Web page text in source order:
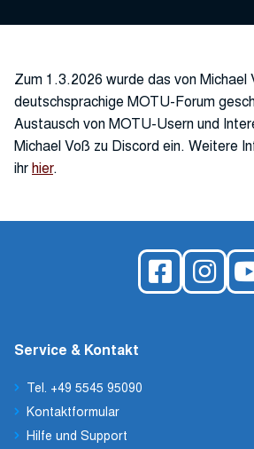
Zum 1.3.2026 wurde das von Michael
deutschsprachige MOTU-Forum
Austausch von MOTU-Usern und
Michael Voß zu Discord ein. Weitere
ihrhier.
Service & Kontakt
Tel. +49 5545 95090
Kontaktformular
Hilfe und Support